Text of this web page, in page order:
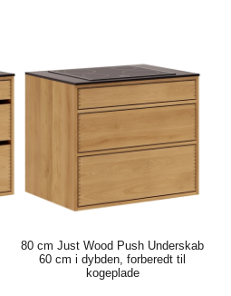
80 cm Just Wood Push Underskab
60 cm i dybden, forberedt til
kogeplade